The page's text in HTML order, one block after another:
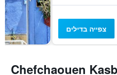
צפייה בדילים